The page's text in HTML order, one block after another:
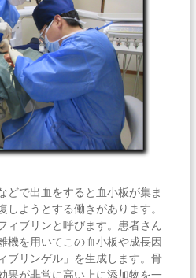
どで出血をすると血小板が集ま
しようとする働きがあります。
ィブリンと呼びます。患者さん
機を用いてこの血小板や成長因
ブリンゲル」を生成します。骨
果が非常に高い上に添加物を一